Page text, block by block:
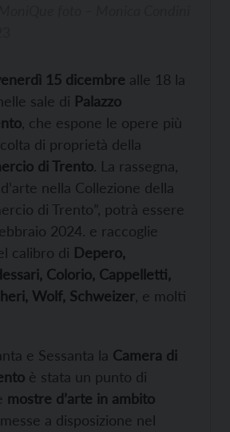
15 dicembre alle 18 la
sale di Palazzo
, che espone le opere più
di proprietà della
di Trento. La rassegna,
nella Collezione della
di Trento”, potrà essere
2024. e raccoglie
calibro di Depero,
Colorio, Cappelletti,
Wolf, Schweizer , e molti
e Sessanta la Camera di
è stata un punto di
mostre d’arte in ambito
a disposizione nel